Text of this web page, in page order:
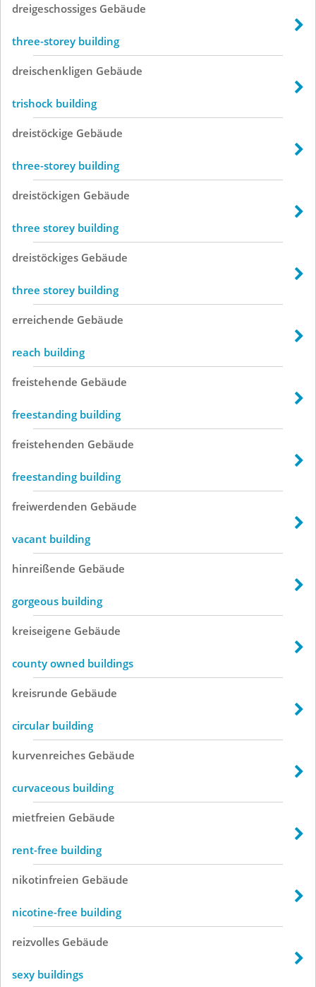
dreigeschossiges Gebäude
three-storey building
dreischenkligen Gebäude
trishock building
dreistöckige Gebäude
three-storey building
dreistöckigen Gebäude
three storey building
dreistöckiges Gebäude
three storey building
erreichende Gebäude
reach building
freistehende Gebäude
freestanding building
freistehenden Gebäude
freestanding building
freiwerdenden Gebäude
vacant building
hinreißende Gebäude
gorgeous building
kreiseigene Gebäude
county owned buildings
kreisrunde Gebäude
circular building
kurvenreiches Gebäude
curvaceous building
mietfreien Gebäude
rent-free building
nikotinfreien Gebäude
nicotine-free building
reizvolles Gebäude
sexy buildings